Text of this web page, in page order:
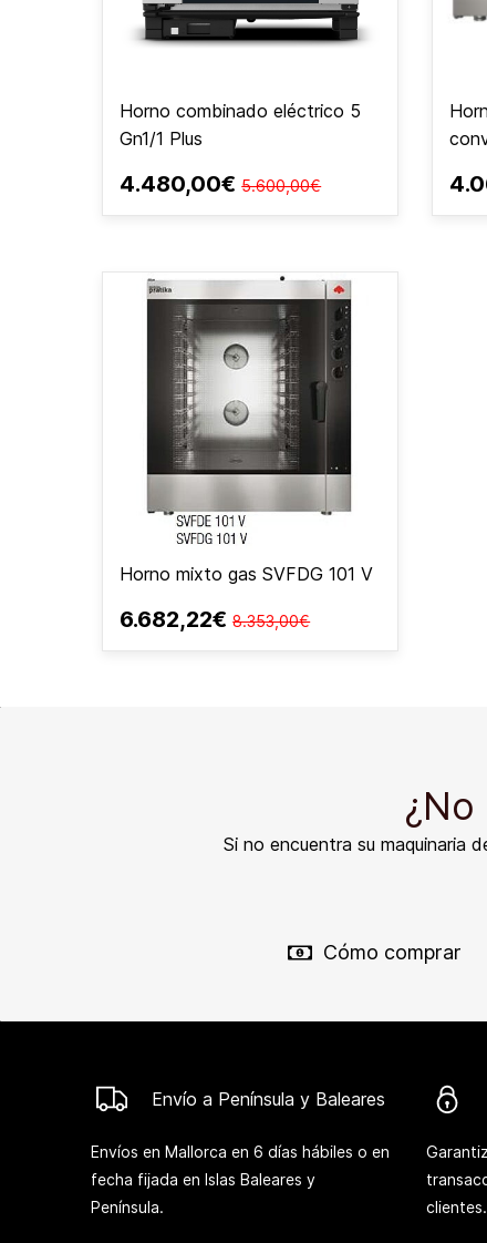
Horno combinado eléctrico 5
Gn1/1 Plus
4.480,00€ 5.600,00€
Horno mixto gas SVFDG 101 V
6.682,22€ 8.353,00€
Si no encuentra su maquinaria
Cómo comprar
Envío a Península y Baleares
Envíos en Mallorca en 6 días hábiles o en
fecha fijada en Islas Baleares y
Península.
clientes.